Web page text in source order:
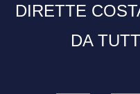
DIRETTE
DA